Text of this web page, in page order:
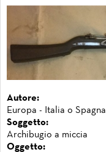
Autore:
Europa - Italia o Spagna
Soggetto:
Archibugio a miccia
Oggetto: